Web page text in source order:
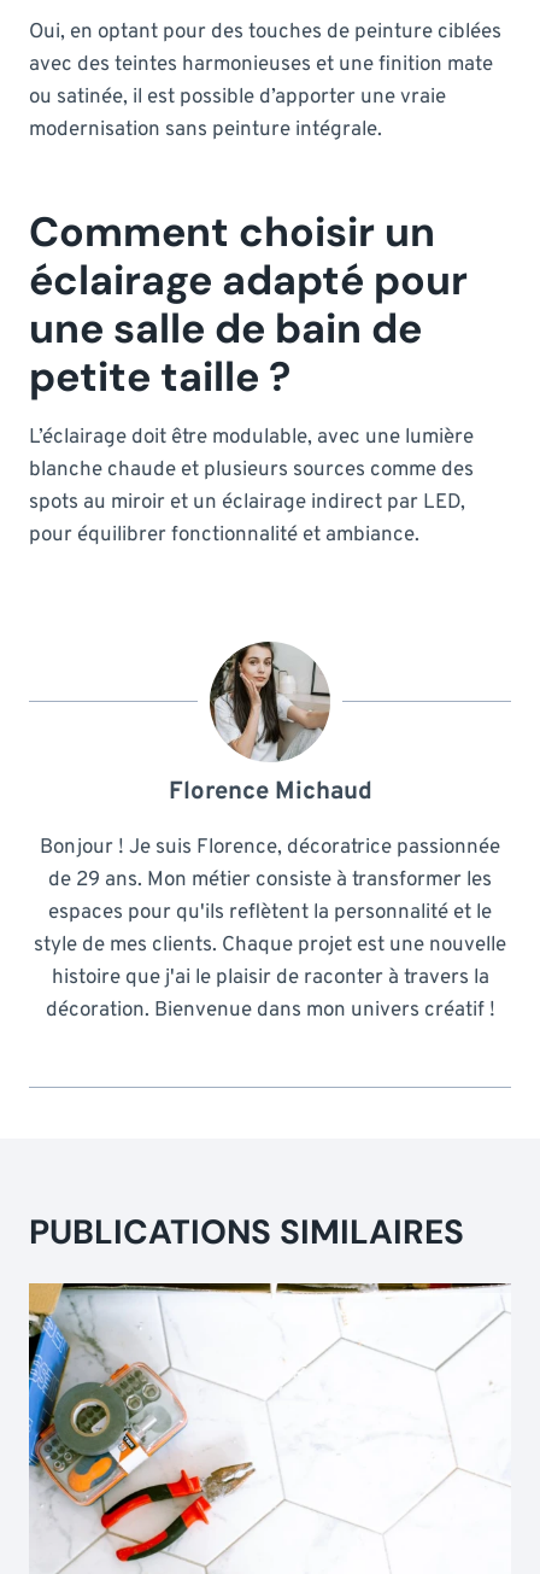
Oui, en optant pour des touches de peinture ciblées
avec des teintes harmonieuses et une finition mate
ou satinée, il est possible d’apporter une vraie
modernisation sans peinture intégrale.
Comment choisir un
éclairage adapté pour
une salle de bain de
petite taille ?
L’éclairage doit être modulable, avec une lumière
blanche chaude et plusieurs sources comme des
spots au miroir et un éclairage indirect par LED,
pour équilibrer fonctionnalité et ambiance.
Florence Michaud
Bonjour ! Je suis Florence, décoratrice passionnée
de 29 ans. Mon métier consiste à transformer les
espaces pour qu'ils reflètent la personnalité et le
style de mes clients. Chaque projet est une nouvelle
histoire que j'ai le plaisir de raconter à travers la
décoration. Bienvenue dans mon univers créatif !
PUBLICATIONS SIMILAIRES